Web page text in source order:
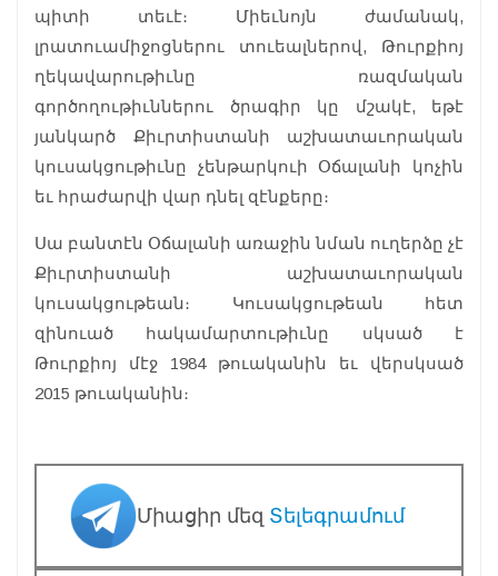
պիտի տեւէ։ Միեւնոյն ժամանակ,
լրատուամիջոցներու տուեալներով, Թուրքիոյ
ղեկավարութիւնը ռազմական
գործողութիւններու ծրագիր կը մշակէ, եթէ
յանկարծ Քիւրտիստանի աշխատաւորական
կուսակցութիւնը չենթարկուի Օճալանի կոչին
եւ հրաժարվի վար դնել զէնքերը։
Սա բանտէն Օճալանի առաջին նման ուղերձը չէ
Քիւրտիստանի աշխատաւորական
կուսակցութեան։ Կուսակցութեան հետ
զինուած հակամարտութիւնը սկսած է
Թուրքիոյ մէջ 1984 թուականին եւ վերսկսած
2015 թուականին։
Միացիր մեզ Տելեգրամում